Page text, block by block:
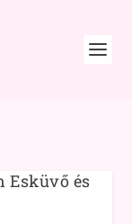
Esküvő és